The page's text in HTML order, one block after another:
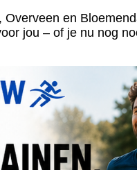
en
jou – of je nu nog